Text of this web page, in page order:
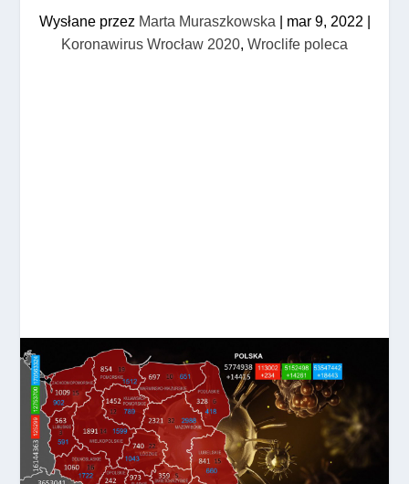
Wysłane przez Marta Muraszkowska mar 9, 2022
Koronawirus Wrocław 2020, Wroclife poleca